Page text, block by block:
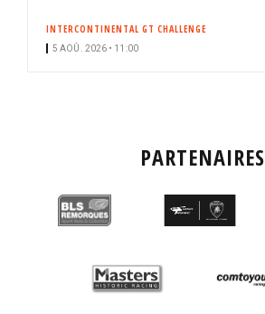
INTERCONTINENTAL GT CHALLENGE
5 AOÛ. 2026 • 11:00
PARTENAIRES